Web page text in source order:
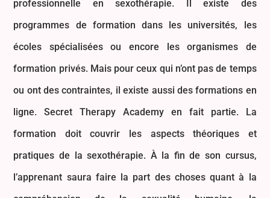
professionnelle en sexothérapie. Il existe des
programmes de formation dans les universités, les
écoles spécialisées ou encore les organismes de
formation privés. Mais pour ceux qui n’ont pas de temps
ou ont des contraintes, il existe aussi des formations en
ligne. Secret Therapy Academy en fait partie. La
formation doit couvrir les aspects théoriques et
pratiques de la sexothérapie. À la fin de son cursus,
l’apprenant saura faire la part des choses quant à la